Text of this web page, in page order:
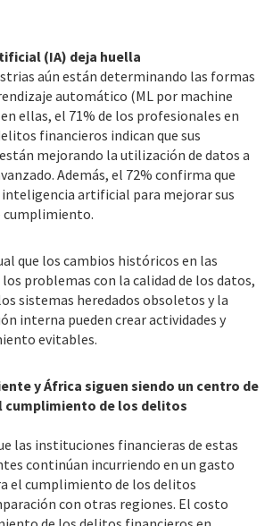
(IA) deja huella
aún están determinando las formas
automático (ML por machine
ellas, el 71% de los profesionales en
financieros indican que sus
mejorando la utilización de datos a
Además, el 72% confirma que
artificial para mejorar sus
cumplimiento.
que los cambios históricos en las
problemas con la calidad de los datos,
sistemas heredados obsoletos y la
interna pueden crear actividades y
evitables.
y África siguen siendo un centro de
cumplimiento de los delitos
las instituciones financieras de estas
continúan incurriendo en un gasto
el cumplimiento de los delitos
con otras regiones. El costo